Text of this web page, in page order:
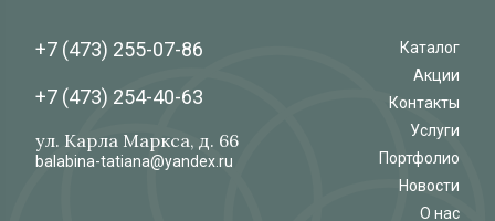
+7 (473) 255-07-86
+7 (473) 254-40-63
ул. Карла Маркса, д. 66
balabina-tatiana@yandex.ru
Каталог
Акции
Контакты
Услуги
Портфолио
Новости
О нас